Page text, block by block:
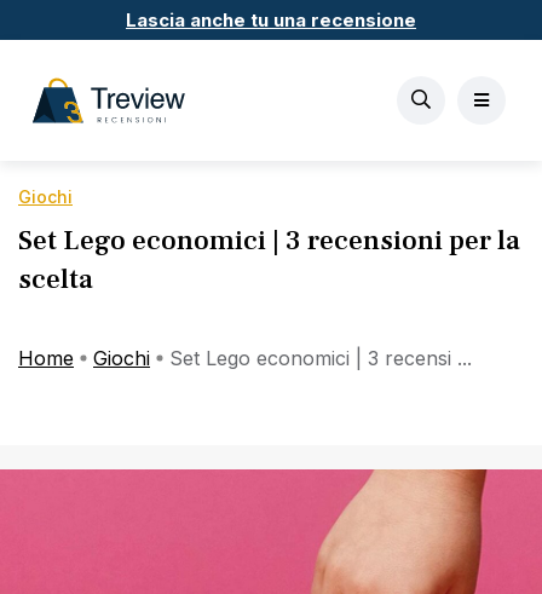
Lascia anche tu una recensione
Giochi
Set Lego economici | 3 recensioni per la
scelta
Home Giochi Set Lego economici | 3 recensi ...